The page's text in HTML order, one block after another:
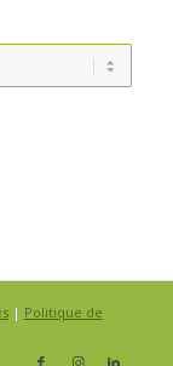
| Politique de